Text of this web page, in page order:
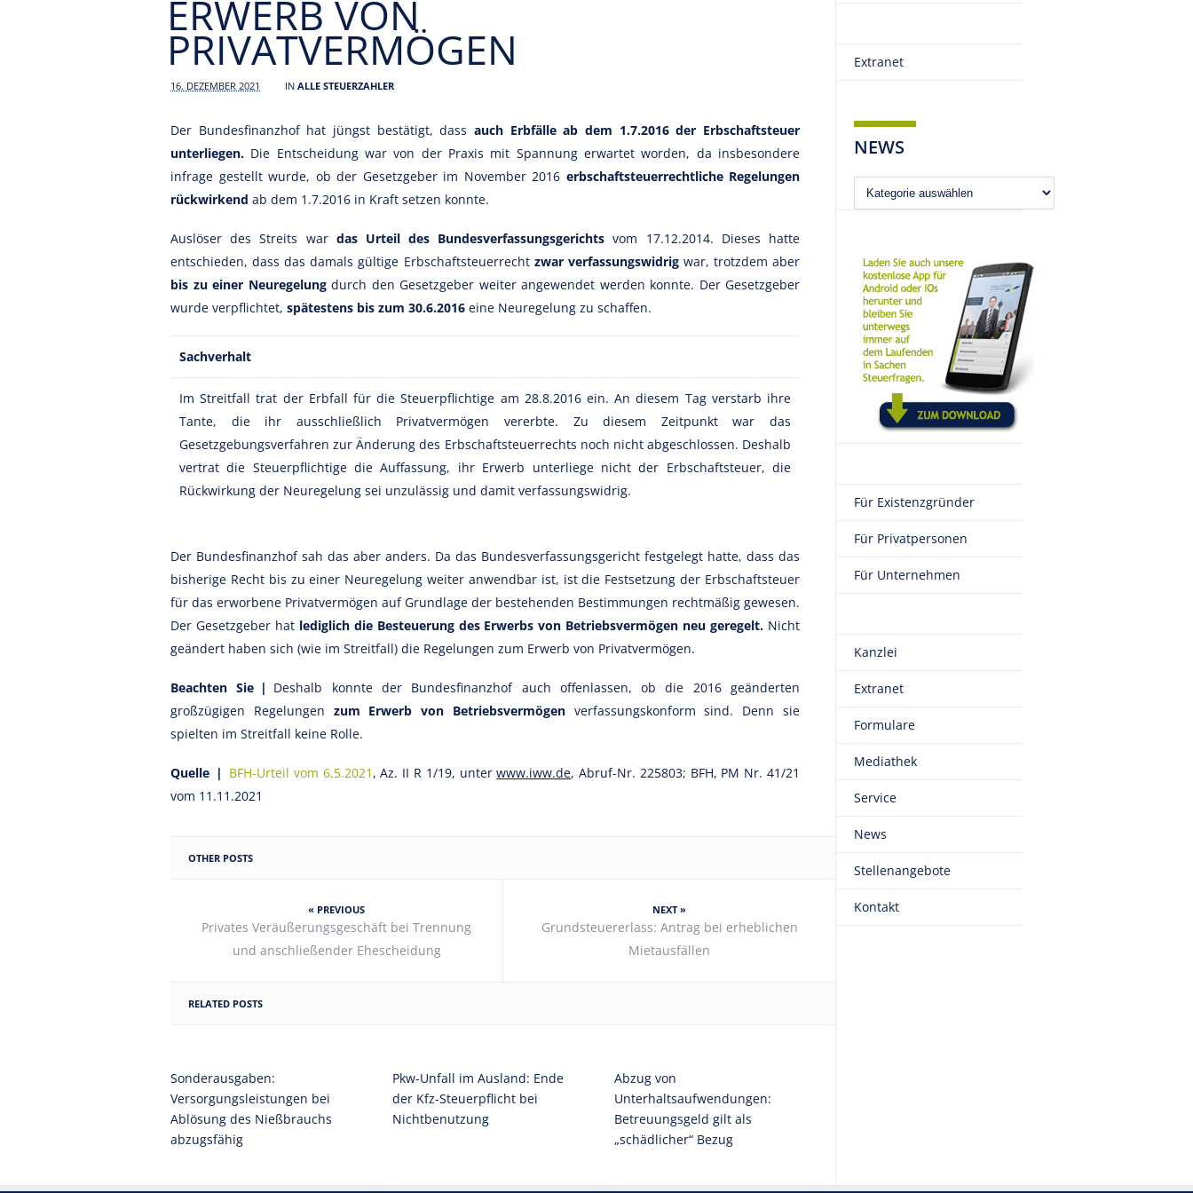
ERWERB VON
PRIVATVERMÖGEN
16. DEZEMBER 2021 IN ALLE STEUERZAHLER
Der Bundesfinanzhof hat jüngst bestätigt, dass auch Erbfälle ab dem 1.7.2016 der Erbschaftsteuer
unterliegen. Die Entscheidung war von der Praxis mit Spannung erwartet worden, da insbesondere
infrage gestellt wurde, ob der Gesetzgeber im November 2016 erbschaftsteuerrechtliche Regelungen
rückwirkend ab dem 1.7.2016 in Kraft setzen konnte.
Auslöser des Streits war das Urteil des Bundesverfassungsgerichts vom 17.12.2014. Dieses hatte
entschieden, dass das damals gültige Erbschaftsteuerrecht zwar verfassungswidrigwar, trotzdem aber
bis zu einer Neuregelungdurch den Gesetzgeber weiter angewendet werden konnte. Der Gesetzgeber
wurde verpflichtet, spätestens bis zum 30.6.2016 eine Neuregelung zu schaffen.
Sachverhalt
Im Streitfall trat der Erbfall für die Steuerpflichtige am 28.8.2016 ein. An diesem Tag verstarb ihre
Tante, die ihr ausschließlich Privatvermögen vererbte. Zu diesem Zeitpunkt war das
Gesetzgebungsverfahren zur Änderung des Erbschaftsteuerrechts noch nicht abgeschlossen. Deshalb
vertrat die Steuerpflichtige die Auffassung, ihr Erwerb unterliege nicht der Erbschaftsteuer, die
Rückwirkung der Neuregelung sei unzulässig und damit verfassungswidrig.
Der Bundesfinanzhof sah das aber anders. Da das Bundesverfassungsgericht festgelegt hatte, dass das
bisherige Recht bis zu einer Neuregelung weiter anwendbar ist, ist die Festsetzung der Erbschaftsteuer
für das erworbene Privatvermögen auf Grundlage der bestehenden Bestimmungen rechtmäßig gewesen.
Der Gesetzgeber hat lediglich die Besteuerung des Erwerbs von Betriebsvermögen neu geregelt. Nicht
geändert haben sich (wie im Streitfall) die Regelungen zum Erwerb von Privatvermögen.
Beachten Sie | Deshalb konnte der Bundesfinanzhof auch offenlassen, ob die 2016 geänderten
großzügigen Regelungen zum Erwerb von Betriebsvermögenverfassungskonform sind. Denn sie
spielten im Streitfall keine Rolle.
Quelle | BFH-Urteil vom 6.5.2021 , Az. II R 1/19, unterwww.iww.de, Abruf-Nr. 225803; BFH, PM Nr. 41/21
vom 11.11.2021
OTHER POSTS
« PREVIOUS
Privates Veräußerungsgeschäft bei Trennung
und anschließender Ehescheidung
NEXT »
Grundsteuererlass: Antrag bei erheblichen
Mietausfällen
RELATED POSTS
Sonderausgaben:
Versorgungsleistungen bei
Ablösung des Nießbrauchs
abzugsfähig
Pkw-Unfall im Ausland: Ende
der Kfz-Steuerpflicht bei
Nichtbenutzung
Abzug von
Unterhaltsaufwendungen:
Betreuungsgeld gilt als
„schädlicher“ Bezug
Extranet
NEWS
News
Für Existenzgründer
Für Privatpersonen
Für Unternehmen
Kanzlei
Extranet
Formulare
Mediathek
Service
News
Stellenangebote
Kontakt